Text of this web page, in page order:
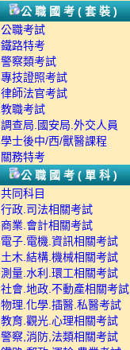
公職國考(套裝)
公職考試
鐵路特考
警察類考試
專技證照考試
律師法官考試
教職考試
調查局.國安局.外交人員
學士後中/西/獸醫課程
關務特考
公職國考(單科)
共同科目
行政.司法相關考試
商業.會計相關考試
電子.電機.資訊相關考試
土木.結構.機械相關考試
測量.水利.環工相關考試
社會.地政.不動產相關考試
物理.化學.插醫.私醫考試
教育.觀光.心理相關考試
警察,消防,法類相關考試